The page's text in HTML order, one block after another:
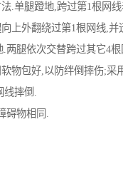
.单腿蹬地,跨过第1根网
上外翻绕过第1根网线,并
.两腿依次交替跨过其它4
物包好,以防绊倒摔伤;采
线摔倒.
碍物相同.